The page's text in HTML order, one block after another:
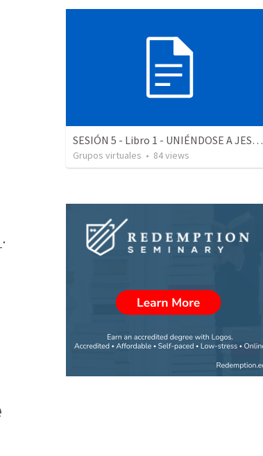
.
SESIÓN 5 - Libro 1 - UNIÉNDOSE A JESÚS EN LA MISIÓN Domingo
Grupos virtuales • 84views